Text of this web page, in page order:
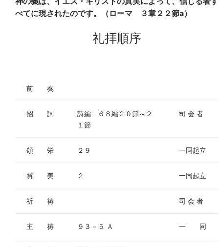
べてに現されたのです。（ローマ ３章２２節a）
礼拝順序
前 奏
招 詞
詩編 ６８編２０節～２
１節
司 会 者
頌 栄 ２９ 一同起立
賛 美 ２ 一同起立
祈 祷 司 会 者
主 祷 ９３－５ Ａ 一 同